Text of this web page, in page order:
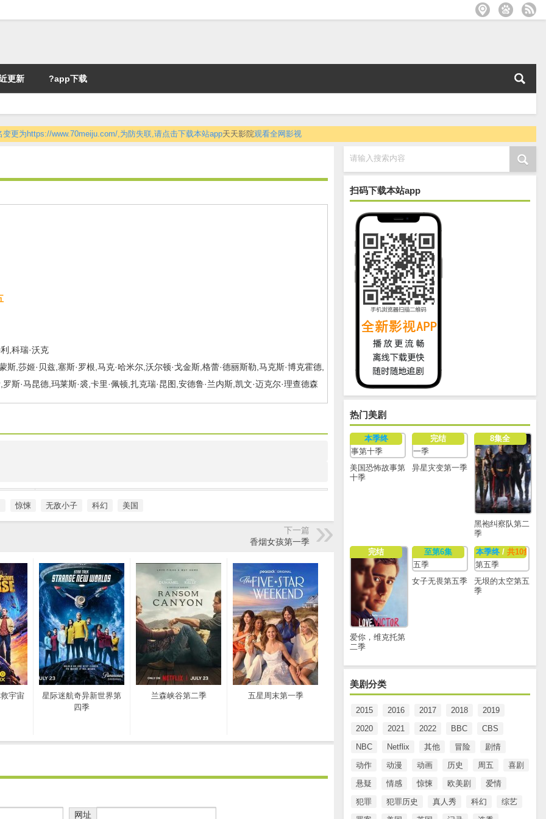
更新 ?app下载
变更为https://www.70meiju.com/,为防失联,请点击下载本站app天天影院观看全网影视
请输入搜索内容
扫码下载本站app
热门美剧
本季终
美国恐怖故事第
十季
完结
异星灾变第一季
8集全
黑袍纠察队第二
季
完结
爱你，维克托第
二季
至第6集
女子无畏第五季
本季终/ 共10集
无垠的太空第五
季
美剧分类
2015 2016 2017 2018
2019
2020
2021 2022 BBC
CBS
NBC
Netflix 其他 冒险
剧情
动作
动漫 动画 历史 周五
喜剧
悬疑
情感 惊悚 欧美剧
爱情
犯罪
犯罪历史 真人秀 科幻
综艺
,科瑞·沃克
斯,莎姬·贝兹,塞斯·罗根,马克·哈米尔,沃尔顿·戈金斯,格蕾·德丽斯勒,马克斯·博克霍德,
斯·马昆德,玛莱斯·裘,卡里·佩顿,扎克瑞·昆图,安德鲁·兰内斯,凯文·迈克尔·理查德森
惊悚 无敌小子 科幻 美国
下一篇
香烟女孩第一季
宇宙
星际迷航奇异新世界第
四季
兰森峡谷第二季 五星周末第一季
网址